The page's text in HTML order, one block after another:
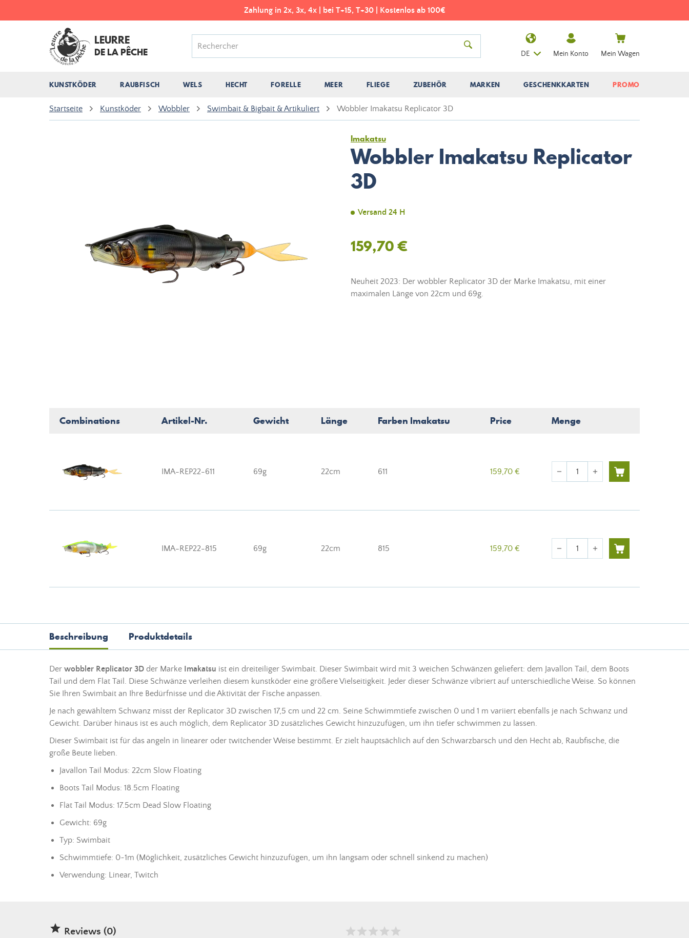
Zahlung in 2x, 3x, 4x | bei T+15, T+30 | Kostenlos ab 100€
LEURRE
DE LA PÊCHE
KUNSTKÖDER RAUBFISCH WELS HECHT FORELLE MEER FLIEGE ZUBEHÖR MARKEN GESCHENKKARTEN PROMO
DE Mein Konto Mein Wagen
Startseite Kunstköder Wobbler Swimbait & Bigbait & Artikuliert Wobbler Imakatsu Replicator 3D
Imakatsu
Wobbler Imakatsu Replicator
3D
Versand 24 H
159,70 €
Neuheit 2023: Der wobbler Replicator 3D der Marke Imakatsu, mit einer
maximalen Länge von 22cm und 69g.
Combinations Artikel-Nr. Gewicht Länge Farben Imakatsu Price Menge
IMA-REP22-611 69g 22cm 611 159,70 € remove add
IMA-REP22-815 69g 22cm 815 159,70 € remove add
Beschreibung Produktdetails
Der wobbler Replicator 3D der Marke Imakatsu ist ein dreiteiliger Swimbait. Dieser Swimbait wird mit 3 weichen Schwänzen geliefert: dem Javallon Tail, dem Boots
Tail und dem Flat Tail. Diese Schwänze verleihen diesem kunstköder eine größere Vielseitigkeit. Jeder dieser Schwänze vibriert auf unterschiedliche Weise. So können
Sie Ihren Swimbait an Ihre Bedürfnisse und die Aktivität der Fische anpassen.
Je nach gewähltem Schwanz misst der Replicator 3D zwischen 17,5 cm und 22 cm. Seine Schwimmtiefe zwischen 0 und 1 m variiert ebenfalls je nach Schwanz und
Gewicht. Darüber hinaus ist es auch möglich, dem Replicator 3D zusätzliches Gewicht hinzuzufügen, um ihn tiefer schwimmen zu lassen.
Dieser Swimbait ist für das angeln in linearer oder twitchender Weise bestimmt. Er zielt hauptsächlich auf den Schwarzbarsch und den Hecht ab, Raubfische, die
große Beute lieben.
Javallon Tail Modus: 22cm Slow Floating
Boots Tail Modus: 18.5cm Floating
Flat Tail Modus: 17.5cm Dead Slow Floating
Gewicht: 69g
Typ: Swimbait
Schwimmtiefe: 0~1m (Möglichkeit, zusätzliches Gewicht hinzuzufügen, um ihn langsam oder schnell sinkend zu machen)
Verwendung: Linear, Twitch
 Reviews (0)